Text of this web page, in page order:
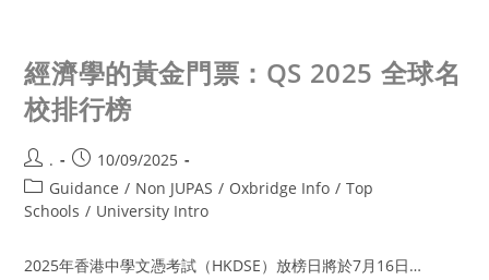
經濟學的黃金門票：QS 2025 全球名
校排行榜
.
10/09/2025
Guidance / Non JUPAS / Oxbridge Info / Top
Schools / University Intro
2025年香港中學文憑考試（HKDSE）放榜日將於7月16日…